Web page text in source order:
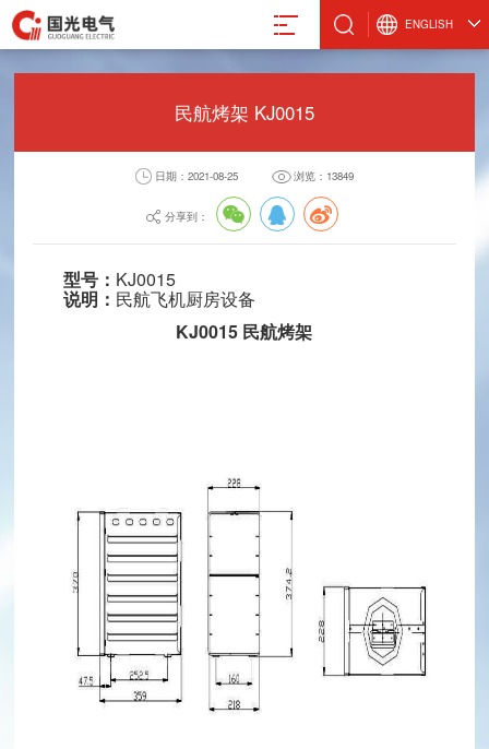
ENGLISH
真空应用设备
真空部件
飞机厨房设备
微波设备
微波波导元件
封装外壳产品
激光治疗仪
激光管激光电源
合金材料
泉驿区星光西路117号
民航烤架 KJ0015
日期：2021-08-25 浏览：13849
分享到：
型号： KJ0015
说明： 民航飞机厨房设备
KJ0015 民航烤架